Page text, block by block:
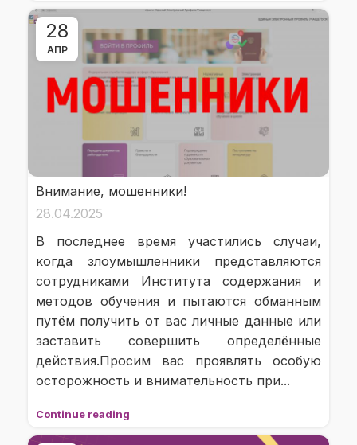
28
АПР
Внимание, мошенники!
28.04.2025
В последнее время участились случаи,
когда злоумышленники представляются
сотрудниками Института содержания и
методов обучения и пытаются обманным
путём получить от вас личные данные или
заставить совершить определённые
действия.Просим вас проявлять особую
осторожность и внимательность при...
Continue reading